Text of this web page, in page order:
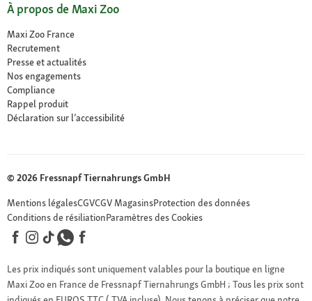
À propos de Maxi Zoo
Maxi Zoo France
Recrutement
Presse et actualités
Nos engagements
Compliance
Rappel produit
Déclaration sur l’accessibilité
© 2026 Fressnapf Tiernahrungs GmbH
Mentions légalesCGVCGV MagasinsProtection des données
Conditions de résiliationParamètres des Cookies
Les prix indiqués sont uniquement valables pour la boutique en ligne
Maxi Zoo en France de Fressnapf Tiernahrungs GmbH ; Tous les prix sont